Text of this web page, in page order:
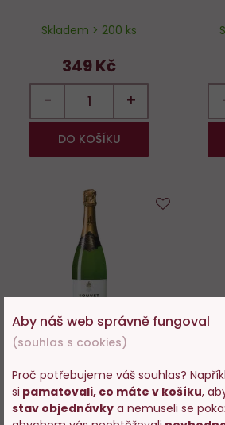
Skladem > 200 ks
349 Kč
− +
DO KOŠÍKU
92%
Skladem > 200 ks
Aby náš web správně fungoval
(souhlas s cookies)
Proč potřebujeme váš souhlas?
si pamatovali, co máte v košíku,
stav objednávky a nemuseli se
Vstupujete na
s prodejem